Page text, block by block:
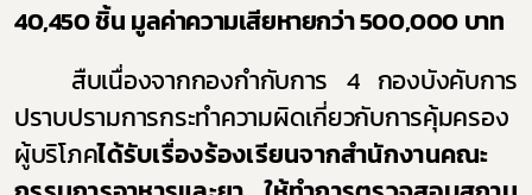
40,450ชิ้น มูลค่าความเสียหายกว่า500,000บาท
สืบเนื่องจากกองกำกับการ 4 กองบังคับการ
ปราบปรามการกระทำความผิดเกี่ยวกับการคุ้มครอง
ผู้บริโภคได้รับเรื่องร้องเรียนจากสำนักงานคณะ